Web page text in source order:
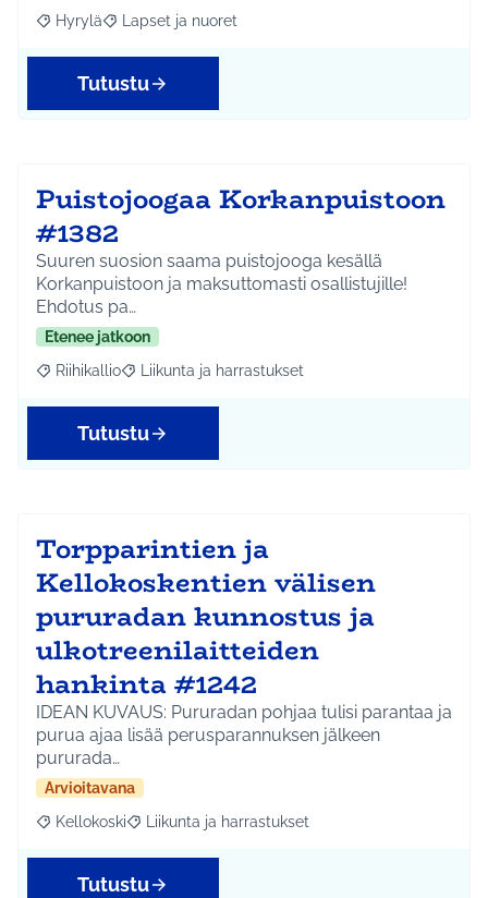
Rajaa tulokset aihepiirin mukaan: Hyrylä
Hyrylä Rajaa tulokset teeman mukaan: Lapset ja nuoret
Lapset ja nuoret
Tutustu
Puistojoogaa Korkanpuistoon
#1382
Suuren suosion saama puistojooga kesällä
Korkanpuistoon ja maksuttomasti osallistujille!
Ehdotus pa…
Etenee jatkoon
Rajaa tulokset aihepiirin mukaan: Riihikallio
Riihikallio Rajaa tulokset teeman mukaan: Liikunta ja
Liikunta ja harrastukset
Tutustu
Torpparintien ja
Kellokoskentien välisen
pururadan kunnostus ja
ulkotreenilaitteiden
hankinta #1242
IDEAN KUVAUS: Pururadan pohjaa tulisi parantaa ja
purua ajaa lisää perusparannuksen jälkeen
pururada…
Arvioitavana
Rajaa tulokset aihepiirin mukaan: Kellokoski
Kellokoski Rajaa tulokset teeman mukaan: Liikunta ja
Liikunta ja harrastukset
Tutustu